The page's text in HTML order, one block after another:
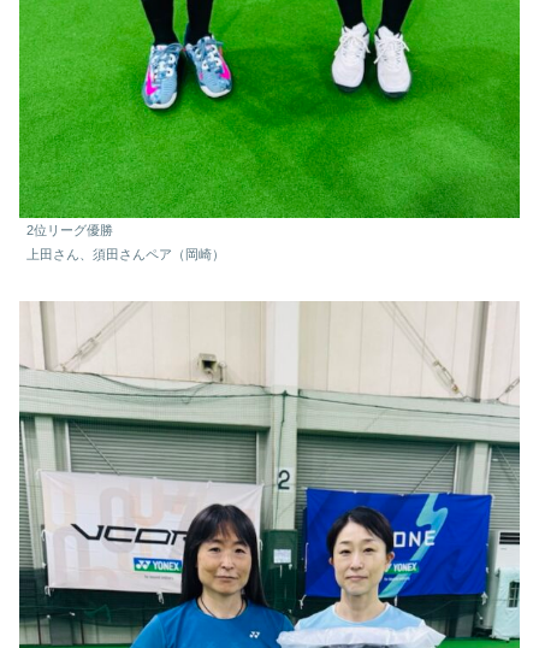
2位リーグ優勝
上田さん、須田さんペア（岡崎）